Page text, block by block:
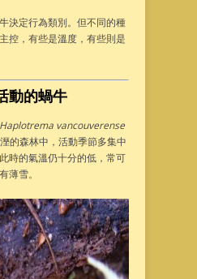
決定行為類別。但不同的種
控，有些是溫度，有些則是
動的蝸牛
Haplotrema vancouverense
的森林中，活動季節多集中
時的氣溫仍十分的低，常可
薄雪。